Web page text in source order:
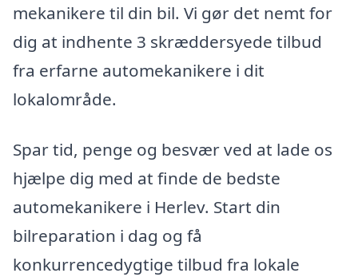
mekanikere til din bil. Vi gør det nemt for
dig at indhente 3 skræddersyede tilbud
fra erfarne automekanikere i dit
lokalområde.
Spar tid, penge og besvær ved at lade os
hjælpe dig med at finde de bedste
automekanikere i Herlev. Start din
bilreparation i dag og få
konkurrencedygtige tilbud fra lokale